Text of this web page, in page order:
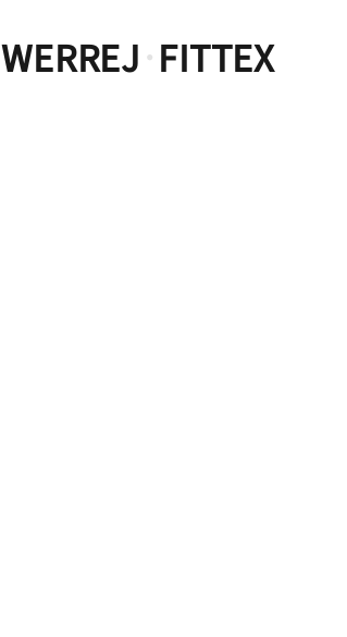
WERREJ·FITTEX